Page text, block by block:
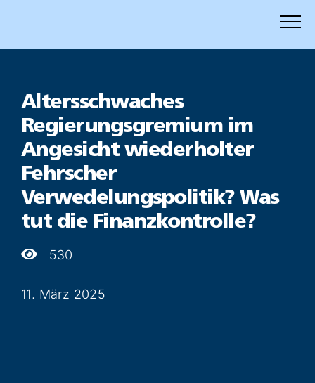
Inhalt
Altersschwaches
Regierungsgremium im
Angesicht wiederholter
Fehrscher
Verwedelungspolitik? Was
tut die Finanzkontrolle?
530
11. März 2025